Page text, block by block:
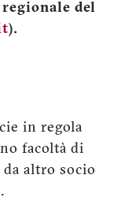
del
).
in regola
facoltà di
altro socio